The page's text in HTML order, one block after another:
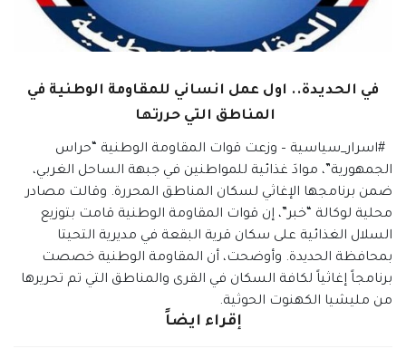
في الحديدة.. اول عمل انساني للمقاومة الوطنية في
المناطق التي حررتها
#اسرار_سياسية – وزعت قوات المقاومة الوطنية “حراس
الجمهورية”، موادَ غذائية للمواطنين في جبهة الساحل الغربي،
ضمن برنامجها الإغاثي لسكان المناطق المحررة. وقالت مصادر
محلية لوكالة “خبر”، إن قوات المقاومة الوطنية قامت بتوزيع
السلال الغذائية على سكان قرية البقعة في مديرية التحيتا
بمحافظة الحديدة. وأوضحت، أن المقاومة الوطنية خصصت
برنامجاً إغاثياً لكافة السكان في القرى والمناطق التي تم تحريرها
من مليشيا الكهنوت الحوثية.
إقراء ايضاً